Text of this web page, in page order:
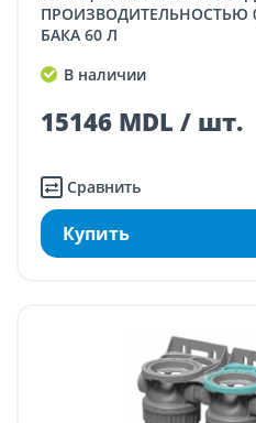
ПРОИЗВОДИТЕЛЬНОСТЬЮ
БАКА 60 Л
В наличии
15146 MDL / шт.
Сравнить
Купить